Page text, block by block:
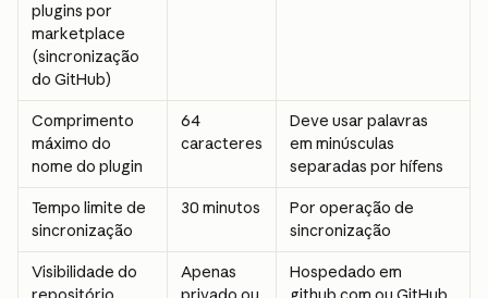
plugins por
marketplace
(sincronização
do GitHub)
Comprimento
máximo do
nome do plugin
64
caracteres
Deve usar palavras
em minúsculas
separadas por hífens
Tempo limite de
sincronização
30 minutos
Por operação de
sincronização
Visibilidade do
Apenas
Hospedado em